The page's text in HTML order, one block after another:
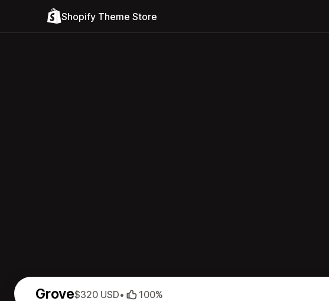
Shopify Theme Store
Grove$320 USD• 100%